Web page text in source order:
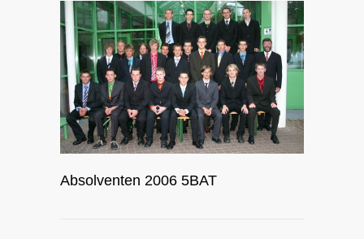
Absolventen 2006 5BAT